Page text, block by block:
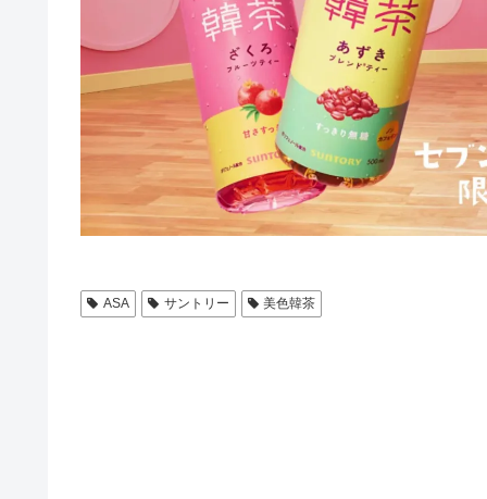
ASA サントリー 美色韓茶